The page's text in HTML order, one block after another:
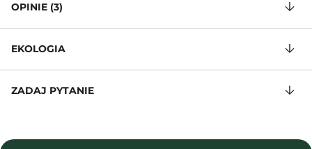
OPINIE (3)
EKOLOGIA
ZADAJ PYTANIE